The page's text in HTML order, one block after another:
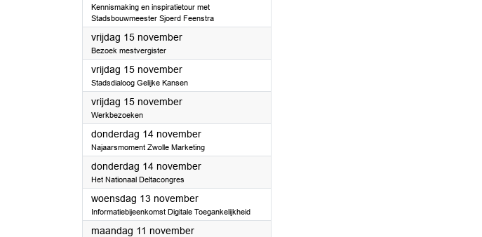
Kennismaking en inspiratietour met
Stadsbouwmeester Sjoerd Feenstra
vrijdag 15 november2024
Bezoek mestvergister
vrijdag 15 november2024
Stadsdialoog Gelijke Kansen
vrijdag 15 november2024
Werkbezoeken
donderdag 14 november2024
Najaarsmoment Zwolle Marketing
donderdag 14 november2024
Het Nationaal Deltacongres
woensdag 13 november2024
Informatiebijeenkomst Digitale Toegankelijkheid
maandag 11 november2024